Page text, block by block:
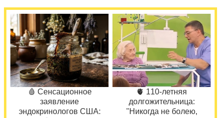
🩸 Сенсационное
заявление
эндокринологов США:
🫀 110-летняя
долгожительница:
"Никогда не болею,